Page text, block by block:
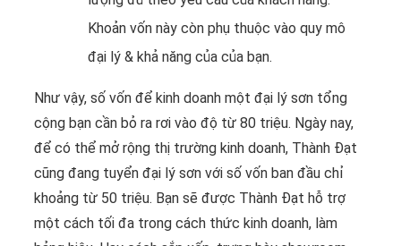
Khoản vốn này còn phụ thuộc vào quy mô
đại lý & khả năng của của bạn.
Như vậy, số vốn để kinh doanh một đại lý sơn tổng
cộng bạn cần bỏ ra rơi vào độ từ 80 triệu. Ngày nay,
để có thể mở rộng thị trường kinh doanh, Thành Đạt
cũng đang tuyển đại lý sơn với số vốn ban đầu chỉ
khoảng từ 50 triệu. Bạn sẽ được Thành Đạt hỗ trợ
một cách tối đa trong cách thức kinh doanh, làm